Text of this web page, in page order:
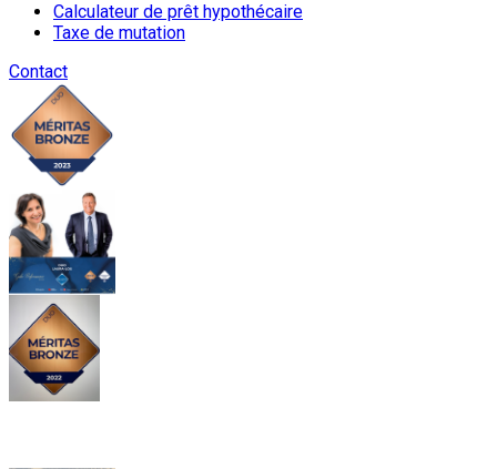
Calculateur de prêt hypothécaire
Taxe de mutation
Contact